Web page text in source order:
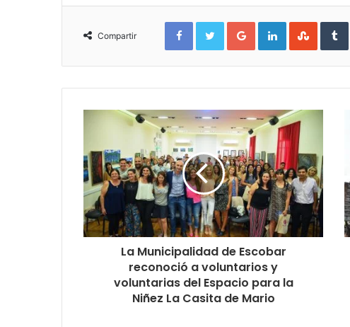
Compartir
FacebookTwitterGoogle+LinkedIn
La Municipalidad de Escobar
reconoció a voluntarios y
voluntarias del Espacio para la
Niñez La Casita de Mario